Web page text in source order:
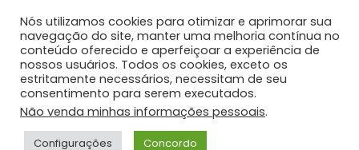
©Copyright 2026 | Prefeitura Municipal de São Miguel
do Anta-MG | Todos os direitos reservados.
Desenvolvido por:
Nós utilizamos cookies para otimizar e aprimorar sua
navegação do site, manter uma melhoria contínua no
conteúdo oferecido e aperfeiçoar a experiência de
nossos usuários. Todos os cookies, exceto os
estritamente necessários, necessitam de seu
consentimento para serem executados.
Não venda minhas informações pessoais.
Configurações Concordo